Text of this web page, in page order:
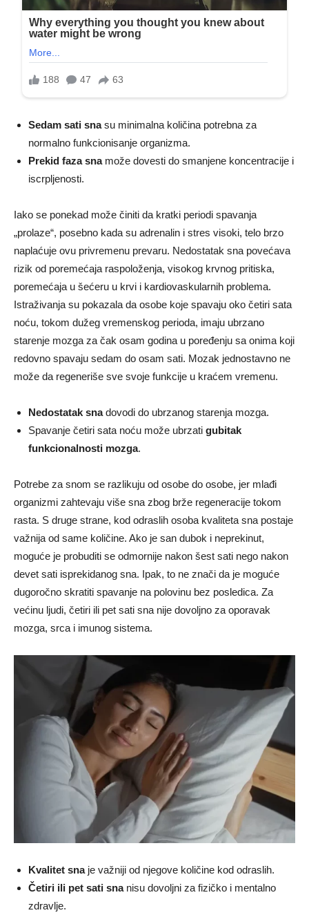
Sedam sati snasu minimalna količina potrebna za
normalno funkcionisanje organizma.
Prekid faza snamože dovesti do smanjene koncentracije i
iscrpljenosti.
Iako se ponekad može činiti da kratki periodi spavanja
„prolaze“, posebno kada su adrenalin i stres visoki, telo brzo
naplaćuje ovu privremenu prevaru. Nedostatak sna povećava
rizik od poremećaja raspoloženja, visokog krvnog pritiska,
poremećaja u šećeru u krvi i kardiovaskularnih problema.
Istraživanja su pokazala da osobe koje spavaju oko četiri sata
noću, tokom dužeg vremenskog perioda, imaju ubrzano
starenje mozga za čak osam godina u poređenju sa onima koji
redovno spavaju sedam do osam sati. Mozak jednostavno ne
može da regeneriše sve svoje funkcije u kraćem vremenu.
Nedostatak snadovodi do ubrzanog starenja mozga.
Spavanje četiri sata noću može ubrzati gubitak
funkcionalnosti mozga.
Potrebe za snom se razlikuju od osobe do osobe, jer mlađi
organizmi zahtevaju više sna zbog brže regeneracije tokom
rasta. S druge strane, kod odraslih osoba kvaliteta sna postaje
važnija od same količine. Ako je san dubok i neprekinut,
moguće je probuditi se odmornije nakon šest sati nego nakon
devet sati isprekidanog sna. Ipak, to ne znači da je moguće
dugoročno skratiti spavanje na polovinu bez posledica. Za
većinu ljudi, četiri ili pet sati sna nije dovoljno za oporavak
mozga, srca i imunog sistema.
Kvalitet snaje važniji od njegove količine kod odraslih.
Četiri ili pet sati snanisu dovoljni za fizičko i mentalno
zdravlje.